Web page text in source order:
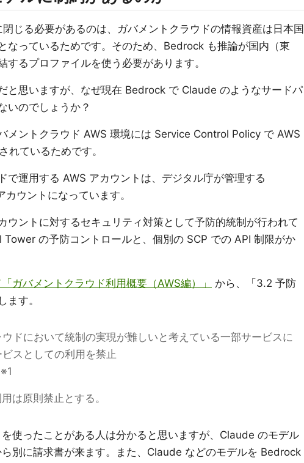
じる必要があるのは、ガバメントクラウドの情報資産は日本国
なっているためです。そのため、Bedrock も推論が国内（東
するプロファイルを使う必要があります。
と思いますが、なぜ現在 Bedrock で Claude のようなサードパ
いのでしょうか？
メントクラウド AWS 環境には Service Control Policy で AWS
れているためです。
で運用する AWS アカウントは、デジタル庁が管理する
ウントになっています。
ウントに対するセキュリティ対策として予防的統制が行われて
の予防コントロールと、個別の SCP での API 制限がか
ガバメントクラウド利用概要（AWS編）」
から、「3.2 予防
ます。
ドにおいて統制の実現が難しいと考えている一部サービスに
スとしての利用を禁止
は原則禁止とする。
使ったことがある人は分かると思いますが、Claude のモデル
別に請求書が来ます。また、Claude などのモデルを Bedrock